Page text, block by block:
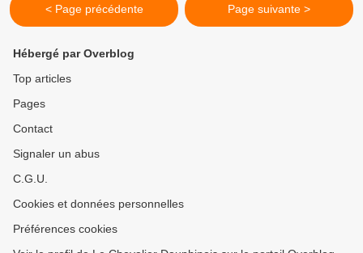
< Page précédente Page suivante >
Hébergé par Overblog
Top articles
Pages
Contact
Signaler un abus
C.G.U.
Cookies et données personnelles
Préférences cookies